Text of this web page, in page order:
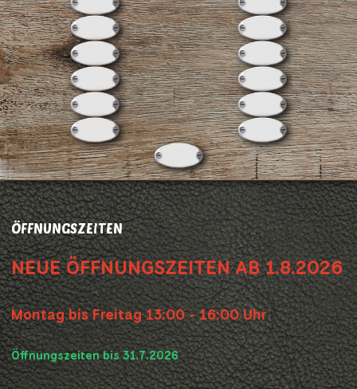
ÖFFNUNGSZEITEN
NEUE ÖFFNUNGSZEITEN AB 1.8.2026
Montag bis Freitag 13:00 - 16:00 Uhr
Öffnungszeiten bis 31.7.2026